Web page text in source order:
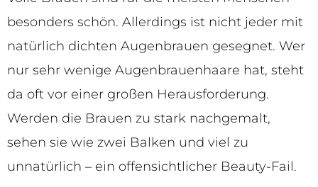
besonders schön. Allerdings ist nicht jeder mit
natürlich dichten Augenbrauen gesegnet. Wer
nur sehr wenige Augenbrauenhaare hat, steht
da oft vor einer großen Herausforderung.
Werden die Brauen zu stark nachgemalt,
sehen sie wie zwei Balken und viel zu
unnatürlich – ein offensichtlicher Beauty-Fail.